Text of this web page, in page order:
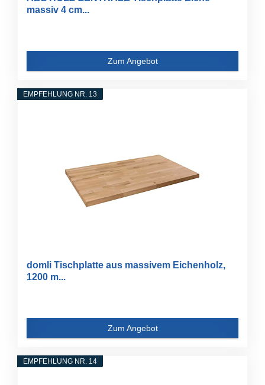
massiv 4 cm...
Zum Angebot
EMPFEHLUNG NR. 13
domli Tischplatte aus massivem Eichenholz,
1200 m...
Zum Angebot
EMPFEHLUNG NR. 14